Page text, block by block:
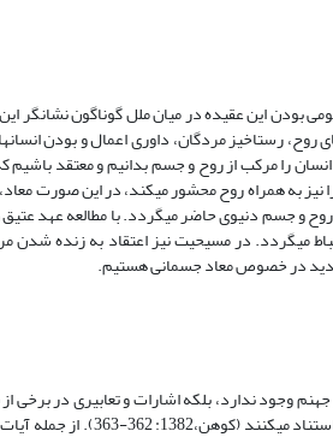
این عقیده در میان ملل گوناگون نشان‏گر
رستاخیز مردگان، داوری اعمال و بودن
را مرکب از روح و جسم بدانیم و معتقد باشیم
نیز به همراه روح محشور می‏کند، در این صورت
و جسم دنیوی حاضر می‏گردد. با مطالعه عهد
می‏گردد. در مسیحیت نیز اعتقاد به زنده شدن
در خصوص معاد جسمانی هستیم.
وجود ندارد، بلکه اشارات و تعابیری در برخی
دیده می‏شود که به نظر گروهی از دانشمندان یهود، دلالت بر معاد دارد و آنها برای اثبات